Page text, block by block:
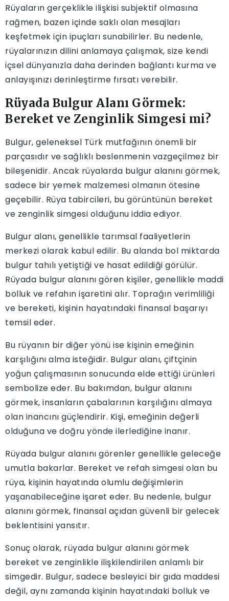
Rüyaların gerçeklikle ilişkisi subjektif olmasına
rağmen, bazen içinde saklı olan mesajları
keşfetmek için ipuçları sunabilirler. Bu nedenle,
rüyalarınızın dilini anlamaya çalışmak, size kendi
içsel dünyanızla daha derinden bağlantı kurma ve
anlayışınızı derinleştirme fırsatı verebilir.
Rüyada Bulgur Alanı Görmek:
Bereket ve Zenginlik Simgesi mi?
Bulgur, geleneksel Türk mutfağının önemli bir
parçasıdır ve sağlıklı beslenmenin vazgeçilmez bir
bileşenidir. Ancak rüyalarda bulgur alanını görmek,
sadece bir yemek malzemesi olmanın ötesine
geçebilir. Rüya tabircileri, bu görüntünün bereket
ve zenginlik simgesi olduğunu iddia ediyor.
Bulgur alanı, genellikle tarımsal faaliyetlerin
merkezi olarak kabul edilir. Bu alanda bol miktarda
bulgur tahılı yetiştiği ve hasat edildiği görülür.
Rüyada bulgur alanını gören kişiler, genellikle maddi
bolluk ve refahın işaretini alır. Toprağın verimliliği
ve bereketi, kişinin hayatındaki finansal başarıyı
temsil eder.
Bu rüyanın bir diğer yönü ise kişinin emeğinin
karşılığını alma isteğidir. Bulgur alanı, çiftçinin
yoğun çalışmasının sonucunda elde ettiği ürünleri
sembolize eder. Bu bakımdan, bulgur alanını
görmek, insanların çabalarının karşılığını almaya
olan inancını güçlendirir. Kişi, emeğinin değerli
olduğuna ve doğru yönde ilerlediğine inanır.
Rüyada bulgur alanını görenler genellikle geleceğe
umutla bakarlar. Bereket ve refah simgesi olan bu
rüya, kişinin hayatında olumlu değişimlerin
yaşanabileceğine işaret eder. Bu nedenle, bulgur
alanını görmek, finansal açıdan güvenli bir gelecek
beklentisini yansıtır.
Sonuç olarak, rüyada bulgur alanını görmek
bereket ve zenginlikle ilişkilendirilen anlamlı bir
simgedir. Bulgur, sadece besleyici bir gıda maddesi
değil, aynı zamanda kişinin hayatındaki bolluk ve